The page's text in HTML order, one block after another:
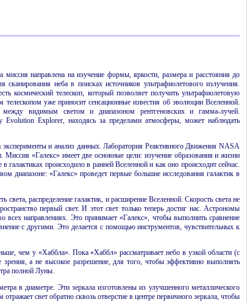
направлена на изучение формы, яркости, размера и расстояния до
сканирования неба в поисках источников ультрафиолетового излучения.
телескоп, который позволяет получить ультрафиолетовую
уже приносит сенсационные известия об эволюции Вселенной.
между видимым светом и диапазоном рентгеновских и гамма-лучей.
Evolution Explorer, находясь за пределами атмосферы, может наблюдать
и анализ данных. Лаборатория Реактивного Движения NASA
«Галекс» имеет две основные цели: изучение образования и жизни
галактиках происходило в ранней Вселенной и как оно происходит сейчас.
диапазоне: «Галекс» проведет первые большие исследования галактик в
распределение галактик, и расширение Вселенной. Скорость света не
первый свет. И этот свет только теперь достиг нас. Астрономы
направлениях. Это принимает «Галекс», чтобы выполнить сравнение
с другими. Это делается с помощью инструментов, чувствительных к
чем у «Хаббла». Пока «Хаббл» рассматривает небо в узкой области (с
а не высокое разрешение, для того, чтобы эффективно выполнять
полной Луны.
в диаметре. Эти зеркала изготовлены из улучшенного металлического
свет обратно сквозь отверстие в центре первичного зеркала, чтобы